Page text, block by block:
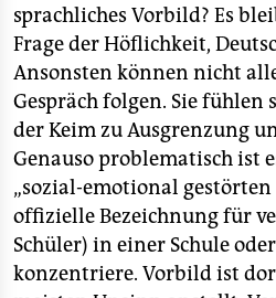
sprachliches Vorbild? Es
Frage der Höflichkeit,
Ansonsten können nicht
Gespräch folgen. Sie fühlen
der Keim zu Ausgrenzung
Genauso problematisch ist
„sozial-emotional gestörten
offizielle Bezeichnung für
Schüler) in einer Schule
konzentriere. Vorbild ist